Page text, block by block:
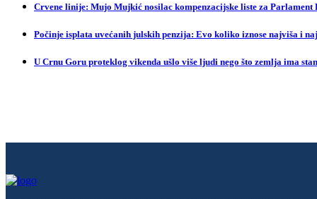
Crvene linije: Mujo Mujkić nosilac kompenzacijske liste za Parlament
Počinje isplata uvećanih julskih penzija: Evo koliko iznose najviša i
U Crnu Goru proteklog vikenda ušlo više ljudi nego što zemlja ima